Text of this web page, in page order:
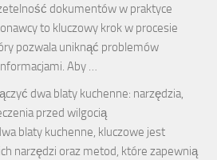
dokumentów w praktyce
to kluczowy krok w procesie
pozwala uniknąć problemów
Aby …
dwa blaty kuchenne: narzędzia,
przed wilgocią
blaty kuchenne, kluczowe jest
narzędzi oraz metod, które zapewnią